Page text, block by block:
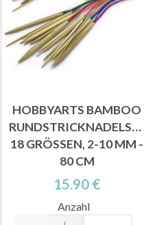
HOBBYARTS BAMBOO
RUNDSTRICKNADELSET,
18 GRÖSSEN, 2-10 MM - 8
0 CM
15.90 €
Anzahl